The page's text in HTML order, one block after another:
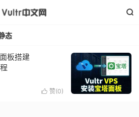

态
板搭建
 赞(0)